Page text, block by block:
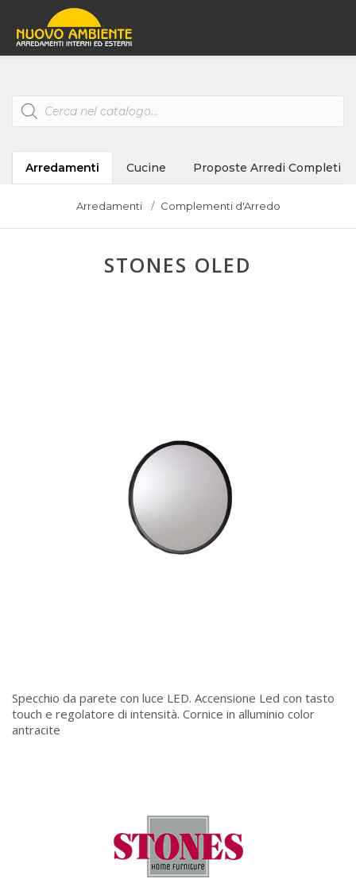
Products
search
Arredamenti Cucine Proposte Arredi Completi
Arredamenti Complementi d'Arredo
STONES OLED
Specchio da parete con luce LED. Accensione Led con tasto
touch e regolatore di intensità. Cornice in alluminio color
antracite